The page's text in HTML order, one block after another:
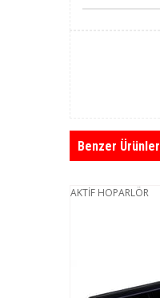
Benzer Ürünler
AKTİF HOPARLÖR